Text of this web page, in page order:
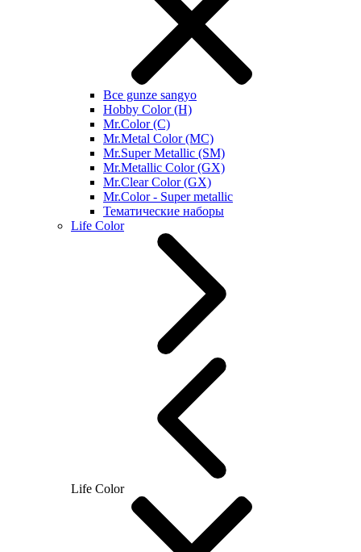
Все gunze sangyo
Hobby Color (H)
Mr.Color (C)
Mr.Metal Color (MC)
Mr.Super Metallic (SM)
Mr.Metallic Color (GX)
Mr.Clear Color (GX)
Mr.Color - Super metallic
Тематические наборы
Life Color
Life Color